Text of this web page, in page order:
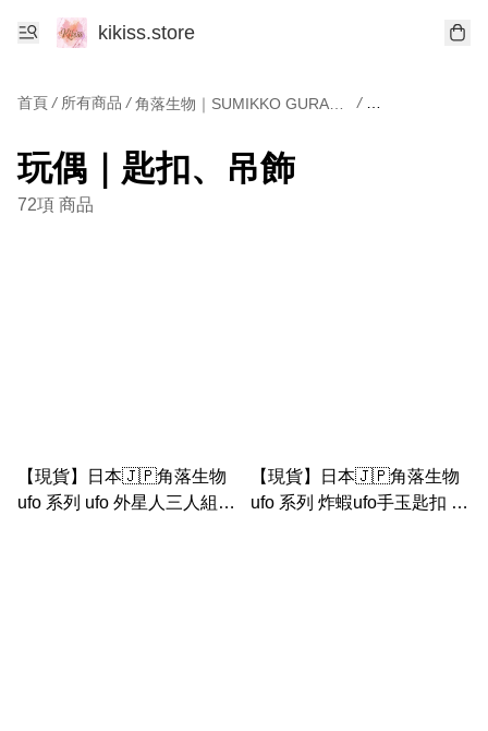
kikiss.store
首頁 / 所有商品 / / 玩偶｜匙扣、吊飾
玩偶｜匙扣、吊飾
72項 商品
【現貨】日本🇯🇵角落生物
ufo 系列 ufo 外星人三人組手
【現貨】日本🇯🇵角落生物
ufo 系列 炸蝦ufo手玉匙扣 /